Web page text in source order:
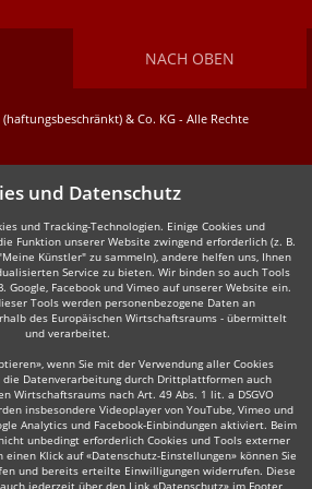
NACH OBEN
& Co. KG - Alle Rechte
und Datenschutz
und Tracking-Technologien. Einige Cookies und
Funktion unserer Website zwingend erforderlich (z. B.
Künstler" zu sammeln), andere helfen uns, Ihnen
Service zu bieten. Wir binden so auch Tools
Facebook und Vimeo auf unserer Website ein.
Tools werden personenbezogene Daten an
des Europäischen Wirtschaftsraums - übermittelt
und verarbeitet.
wenn Sie mit der Verwendung aller Cookies
Datenverarbeitung durch Drittplattformen auch
Wirtschaftsraums nach Art. 49 Abs. 1 lit. a DSGVO
insbesondere Videoplayer von YouTube, Vimeo und
Analytics und Facebook-Einbindungen aktiviert. Beim
unbedingt erforderlich Cookies und Tools externer
Klick auf «Datenschutz-Einstellungen» können Sie
und bereits erteilte Einwilligungen widerrufen. Diese
jederzeit über den Link «Datenschutz» im Footer